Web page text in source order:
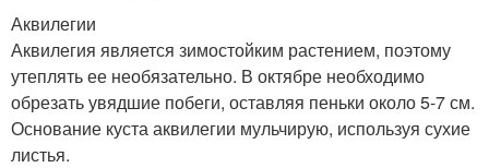
Аквилегии
Аквилегия является зимостойким растением, поэтому
утеплять ее необязательно. В октябре необходимо
обрезать увядшие побеги, оставляя пеньки около 5-7 см.
Основание куста аквилегии мульчирую, используя сухие
листья.